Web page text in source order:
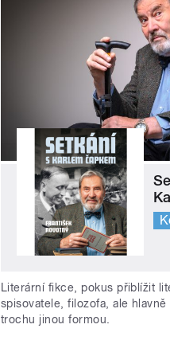
Literární fikce, pokus přiblížit
spisovatele, filozofa, ale hlavně
trochu jinou formou.